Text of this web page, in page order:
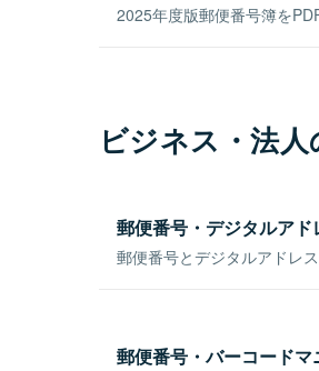
2025年度版郵便番号簿を
ビジネス・法
郵便番号・デジタルアド
郵便番号とデジタルアドレ
郵便番号・バーコードマ